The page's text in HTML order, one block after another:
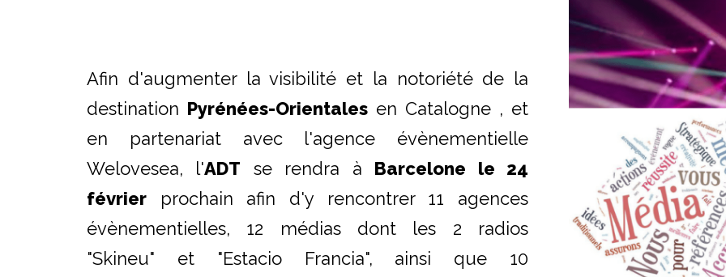
Afin d'augmenter la visibilité et la notoriété de la
destination Pyrénées-Orientales en Catalogne , et
en partenariat avec l'agence évènementielle
Welovesea, l'ADT se rendra à Barcelone le 24
février prochain afin d'y rencontrer 11 agences
évènementielles, 12 médias dont les 2 radios
"Skineu" et "Estacio Francia", ainsi que 10